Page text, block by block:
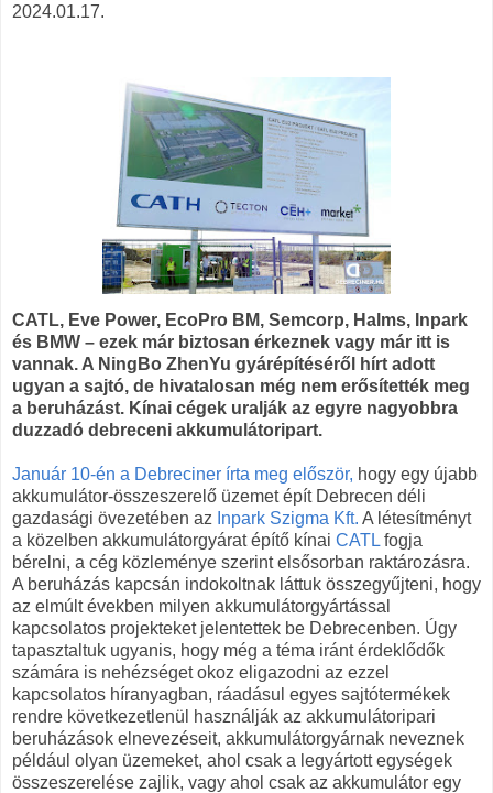
2024.01.17.
CATL, Eve Power, EcoPro BM, Semcorp, Halms, Inpark
és BMW – ezek már biztosan érkeznek vagy már itt is
vannak. A NingBo ZhenYu gyárépítéséről hírt adott
ugyan a sajtó, de hivatalosan még nem erősítették meg
a beruházást. Kínai cégek uralják az egyre nagyobbra
duzzadó debreceni akkumulátoripart.
Január 10-én a Debreciner írta meg először, hogy egy újabb
akkumulátor-összeszerelő üzemet épít Debrecen déli
gazdasági övezetében az Inpark Szigma Kft. A létesítményt
a közelben akkumulátorgyárat építő kínai CATL fogja
bérelni, a cég közleménye szerint elsősorban raktározásra.
A beruházás kapcsán indokoltnak láttuk összegyűjteni, hogy
az elmúlt években milyen akkumulátorgyártással
kapcsolatos projekteket jelentettek be Debrecenben. Úgy
tapasztaltuk ugyanis, hogy még a téma iránt érdeklődők
számára is nehézséget okoz eligazodni az ezzel
kapcsolatos híranyagban, ráadásul egyes sajtótermékek
rendre következetlenül használják az akkumulátoripari
beruházások elnevezéseit, akkumulátorgyárnak neveznek
például olyan üzemeket, ahol csak a legyártott egységek
összeszerelése zajlik, vagy ahol csak az akkumulátor egy